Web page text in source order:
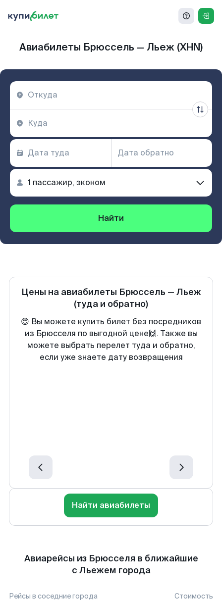
Авиабилеты Брюссель — Льеж (XHN)
Найти
Цены на авиабилеты Брюссель — Льеж
(туда и обратно)
😍 Вы можете купить билет без посредников
из Брюсселя по выгодной цене🙌. Также вы
можете выбрать перелет туда и обратно,
если уже знаете дату возвращения
Найти авиабилеты
Авиарейсы из Брюсселя в ближайшие
с Льежем города
Рейсы в соседние города Стоимость